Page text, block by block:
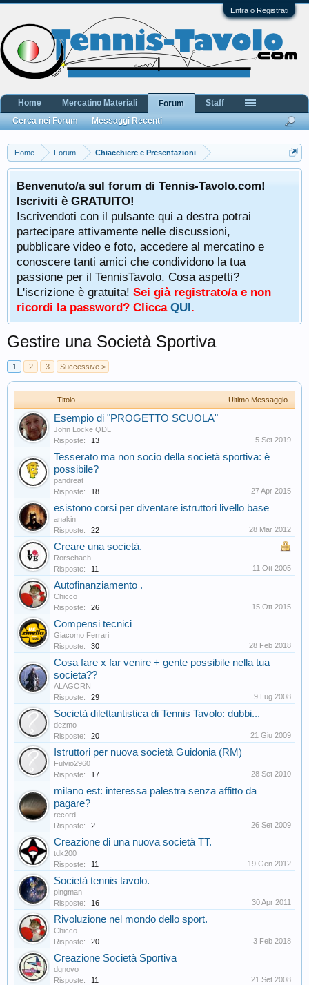
Entra o Registrati
Home Forum Chiacchiere e Presentazioni
Benvenuto/a sul forum di Tennis-Tavolo.com!
Iscriviti è GRATUITO!
Iscrivendoti con il pulsante qui a destra potrai
partecipare attivamente nelle discussioni,
pubblicare video e foto, accedere al mercatino e
conoscere tanti amici che condividono la tua
passione per il TennisTavolo. Cosa aspetti?
L'iscrizione è gratuita! Sei già registrato/a e non
ricordi la password? Clicca QUI.
Gestire una Società Sportiva
1 2 3 Successive >
Titolo Ultimo Messaggio
Esempio di "PROGETTO SCUOLA"
John Locke QDL
Risposte:
13 5 Set 2019
Tesserato ma non socio della società sportiva: è
possibile?
pandreat
Risposte:
18 27 Apr 2015
esistono corsi per diventare istruttori livello base
anakin
Risposte:
22 28 Mar 2012
Creare una società.
Rorschach
Risposte:
11 11 Ott 2005
Autofinanziamento .
Chicco
Risposte:
26 15 Ott 2015
Compensi tecnici
Giacomo Ferrari
Risposte:
30 28 Feb 2018
Cosa fare x far venire + gente possibile nella tua
societa??
ALAGORN
Risposte:
29 9 Lug 2008
Società dilettantistica di Tennis Tavolo: dubbi...
dezmo
Risposte:
20 21 Giu 2009
Istruttori per nuova società Guidonia (RM)
Fulvio2960
Risposte:
17 28 Set 2010
milano est: interessa palestra senza affitto da
pagare?
record
Risposte:
2 26 Set 2009
Creazione di una nuova società TT.
tdk200
Risposte:
11 19 Gen 2012
Società tennis tavolo.
pingman
Risposte:
16 30 Apr 2011
Rivoluzione nel mondo dello sport.
Chicco
Risposte:
20 3 Feb 2018
Creazione Società Sportiva
dgnovo
Risposte:
11 21 Set 2008
Home Mercatino Materiali
Forum
Cerca nei Forum
Messaggi Recenti
Staff